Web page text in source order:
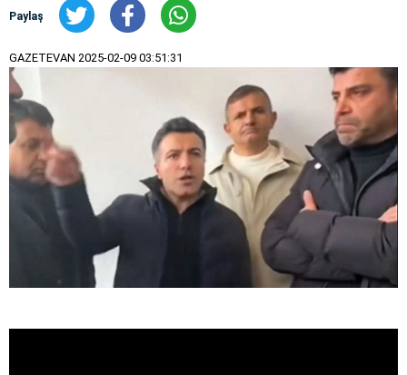
Paylaş
GAZETEVAN 2025-02-09 03:51:31